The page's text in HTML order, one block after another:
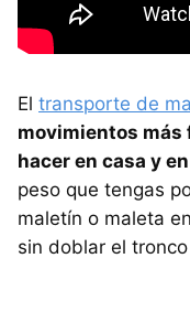
El transporte de
movimientos más
hacer en casa y
peso que tengas
maletín o maleta
sin doblar el